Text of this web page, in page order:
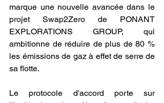
marque une nouvelle avancée dans le
projet Swap2Zero de PONANT
EXPLORATIONS GROUP, qui
ambitionne de réduire de plus de 80 %
les émissions de gaz à effet de serre de
sa flotte.
Le protocole d'accord porte sur